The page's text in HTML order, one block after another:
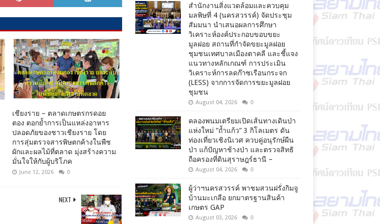
เชียงราย – ตลาดเกษตรกรดอย
ตอง ตอกย้ำการเป็นแหล่งอาหาร
ปลอดภัยของชาวเชียงราย โดย
การสุ่มตรวจสารพิษตกค้างในพืช
ผักและผลไม้ที่ตลาด มุ่งสร้างความ
มั่นใจให้กับผู้บริโภค
June 12, 2026 0
NEXT
สำนักงานสิ่งแวดล้อมและควบคุม
มลพิษที่ 4 (นครสวรรค์) จัดประชุม
สัมมนา นำเสนอผลการศึกษา
วิเคราะห์องค์ประกอบขอบขยะ
มูลฝอย สถานที่กำจัดขยะมูลฝอย
ชุมชนเทศบาลเมืองตาคลี และชี้แจง
แนวทางหลักเกณฑ์ การประเมิน
วิเคราะห์การลดก๊าซเรือนกระจก
(LESS) จากการจัดการขยะมูลฝอย
ชุมชน
August 04, 2026 0
คลองพนมเตรียมเปิดเส้นทางเดินป่า
แห่งใหม่ “ถ้ำแก้ว” 3 กิโลเมตร ดัน
ท่องเที่ยวเชิงนิเวศ ควบคู่อนุรักษ์ผืน
ป่า แก้ปัญหาช้างป่า และตรวจสิทธิ
ถือครองที่ดินสุราษฎร์ธานี –
August 04, 2026 0
ผู้ว่าฯนครสวรรค์ พาชมสวนฝรั่งกิมจู
บ้านมะเกลือ ยกมาตรฐานสินค้า
เกษตร GAP
August 03, 2026 0